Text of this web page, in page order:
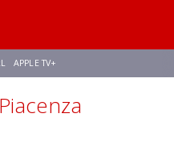
APPLE TV+
TREK AVENGERS: DOOMSDAY